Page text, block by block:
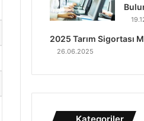
2025 Tarım Sigortası
26.06.2025